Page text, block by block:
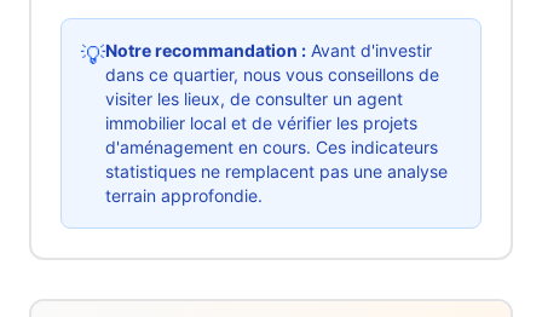
💡Notre recommandation : Avant d'investir
dans ce quartier, nous vous conseillons de
visiter les lieux, de consulter un agent
immobilier local et de vérifier les projets
d'aménagement en cours. Ces indicateurs
statistiques ne remplacent pas une analyse
terrain approfondie.